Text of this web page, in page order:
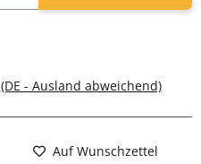
(DE - Ausland abweichend)
Auf Wunschzettel